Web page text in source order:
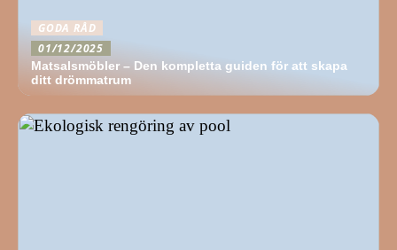
GODA RÅD
01/12/2025
Matsalsmöbler – Den kompletta guiden för att skapa
ditt drömmatrum